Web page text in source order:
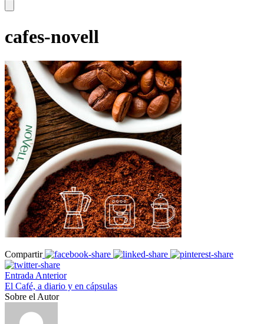
cafes-novell
Compartir
Entrada Anterior
El Café, a diario y en cápsulas
Sobre el Autor